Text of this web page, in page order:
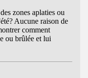
zones aplaties ou
Aucune raison de
comment
ou brûlée et lui